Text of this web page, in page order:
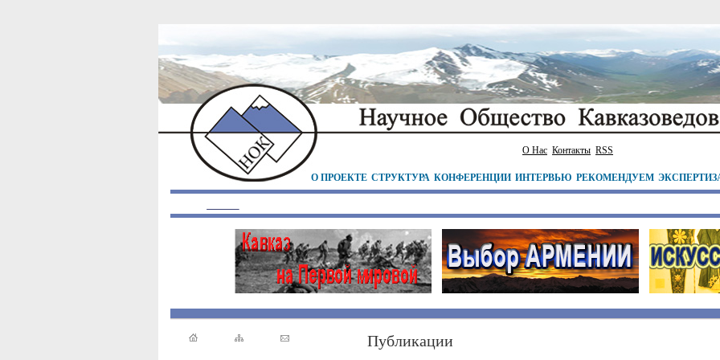
О Нас Контакты RSS
О ПРОЕКТЕ СТРУКТУРА КОНФЕРЕНЦИИ ИНТЕРВЬЮ РЕКОМЕНДУЕМ
Публикации